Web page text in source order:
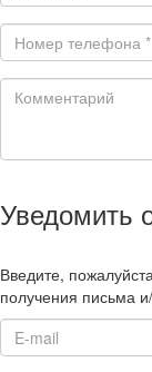
Уведомить
Введите,
получения письма